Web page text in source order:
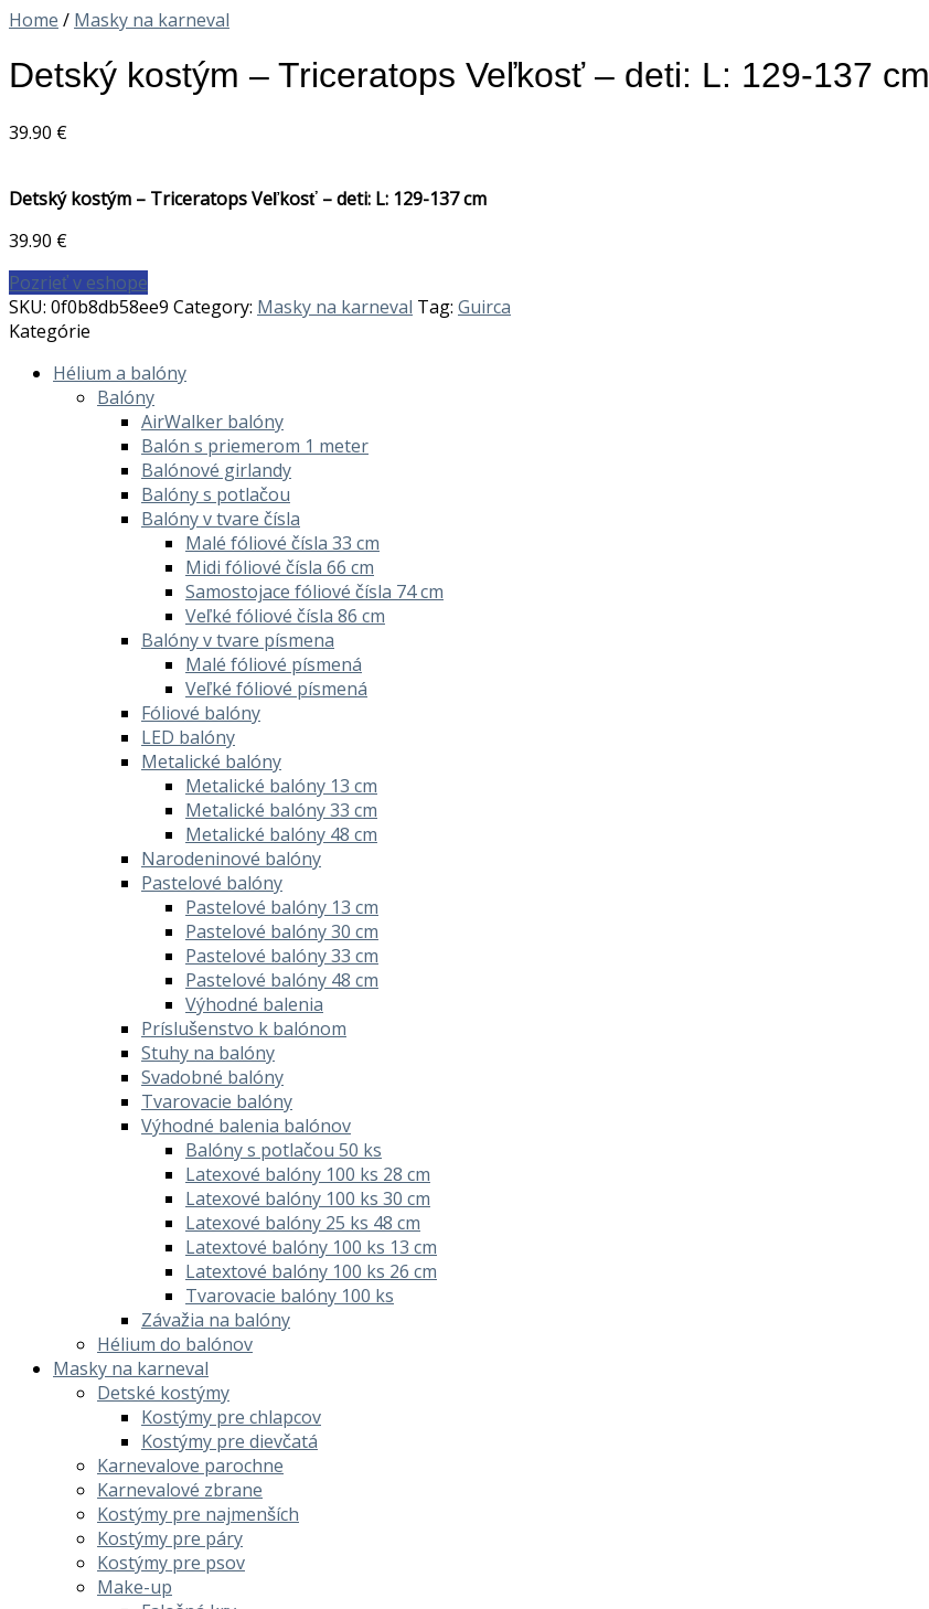
Home / Masky na karneval
Detský kostým – Triceratops Veľkosť – deti: L: 129-137 cm
39.90 €
Detský kostým – Triceratops Veľkosť – deti: L: 129-137 cm
39.90 €
Pozrieť v eshope
SKU: 0f0b8db58ee9 Category: Masky na karneval Tag: Guirca
Kategórie
Hélium a balóny
Balóny
AirWalker balóny
Balón s priemerom 1 meter
Balónové girlandy
Balóny s potlačou
Balóny v tvare čísla
Malé fóliové čísla 33 cm
Midi fóliové čísla 66 cm
Samostojace fóliové čísla 74 cm
Veľké fóliové čísla 86 cm
Balóny v tvare písmena
Malé fóliové písmená
Veľké fóliové písmená
Fóliové balóny
LED balóny
Metalické balóny
Metalické balóny 13 cm
Metalické balóny 33 cm
Metalické balóny 48 cm
Narodeninové balóny
Pastelové balóny
Pastelové balóny 13 cm
Pastelové balóny 30 cm
Pastelové balóny 33 cm
Pastelové balóny 48 cm
Výhodné balenia
Príslušenstvo k balónom
Stuhy na balóny
Svadobné balóny
Tvarovacie balóny
Výhodné balenia balónov
Balóny s potlačou 50 ks
Latexové balóny 100 ks 28 cm
Latexové balóny 100 ks 30 cm
Latexové balóny 25 ks 48 cm
Latextové balóny 100 ks 13 cm
Latextové balóny 100 ks 26 cm
Tvarovacie balóny 100 ks
Závažia na balóny
Hélium do balónov
Masky na karneval
Detské kostýmy
Kostýmy pre chlapcov
Kostýmy pre dievčatá
Karnevalove parochne
Karnevalové zbrane
Kostýmy pre najmenších
Kostýmy pre páry
Kostýmy pre psov
Make-up